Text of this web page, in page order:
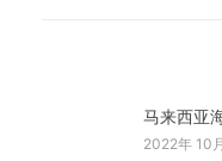
马来西亚
2022年 10